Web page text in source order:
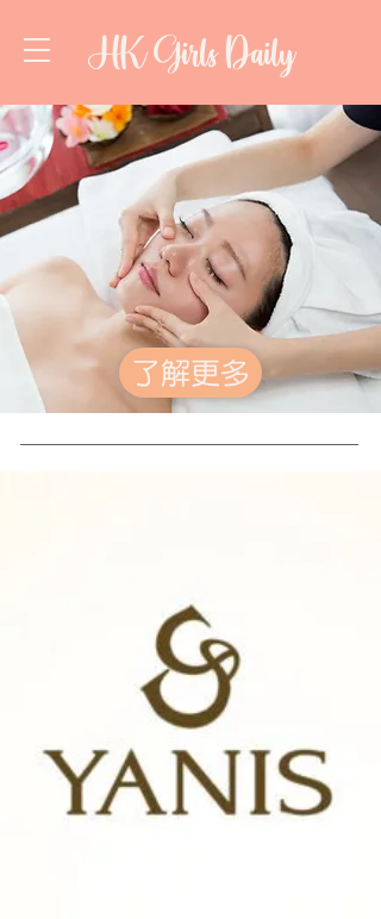
HK Girls Daily
了解更多